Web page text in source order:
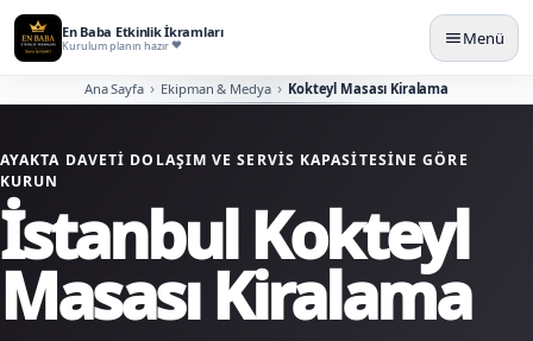
En Baba Etkinlik İkramları
Kurulum planın hazır Menü
Ana Sayfa Ekipman & Medya Kokteyl Masası Kiralama
AYAKTA DAVETI DOLAŞIM VE SERVIS KAPASITESINE GÖRE
KURUN
İstanbul Kokteyl
Masası Kiralama